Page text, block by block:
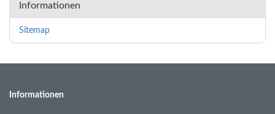
Informationen
Sitemap
Informationen